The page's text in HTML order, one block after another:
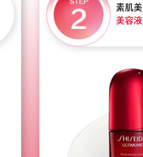
素肌
美容液